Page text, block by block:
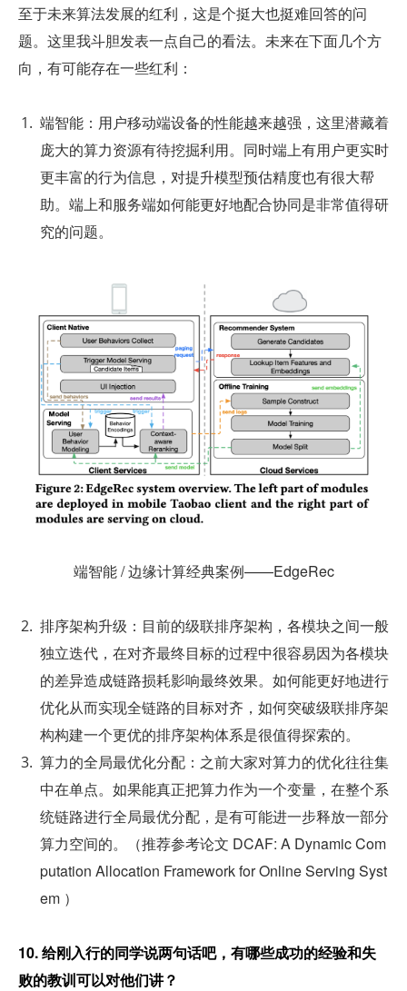
至于未来算法发展的红利，这是个挺大也挺难回答的问
题。这里我斗胆发表一点自己的看法。未来在下面几个方
向，有可能存在一些红利：
端智能：用户移动端设备的性能越来越强，这里潜藏着
庞大的算力资源有待挖掘利用。同时端上有用户更实时
更丰富的行为信息，对提升模型预估精度也有很大帮
助。端上和服务端如何能更好地配合协同是非常值得研
究的问题。
端智能 / 边缘计算经典案例——EdgeRec
排序架构升级：目前的级联排序架构，各模块之间一般
独立迭代，在对齐最终目标的过程中很容易因为各模块
的差异造成链路损耗影响最终效果。如何能更好地进行
优化从而实现全链路的目标对齐，如何突破级联排序架
构构建一个更优的排序架构体系是很值得探索的。
算力的全局最优化分配：之前大家对算力的优化往往集
中在单点。如果能真正把算力作为一个变量，在整个系
统链路进行全局最优分配，是有可能进一步释放一部分
算力空间的。（推荐参考论文 DCAF: A Dynamic Com
putation Allocation Framework for Online Serving Syst
em ）
10. 给刚入行的同学说两句话吧，有哪些成功的经验和失
败的教训可以对他们讲？